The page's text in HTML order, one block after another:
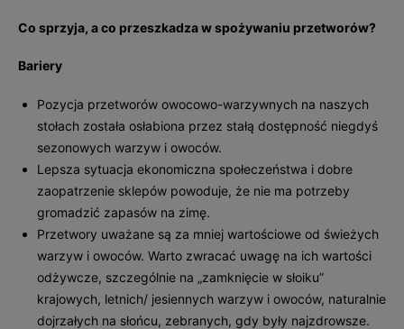
Co sprzyja, a co przeszkadza w spożywaniu przetworów?
Bariery
Pozycja przetworów owocowo-warzywnych na naszych
stołach została osłabiona przez stałą dostępność niegdyś
sezonowych warzyw i owoców.
Lepsza sytuacja ekonomiczna społeczeństwa i dobre
zaopatrzenie sklepów powoduje, że nie ma potrzeby
gromadzić zapasów na zimę.
Przetwory uważane są za mniej wartościowe od świeżych
warzyw i owoców. Warto zwracać uwagę na ich wartości
odżywcze, szczególnie na „zamknięcie w słoiku”
krajowych, letnich/ jesiennych warzyw i owoców, naturalnie
dojrzałych na słońcu, zebranych, gdy były najzdrowsze.